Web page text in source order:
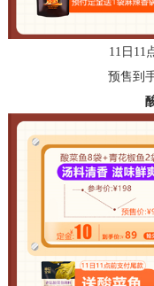
11日11
预售到